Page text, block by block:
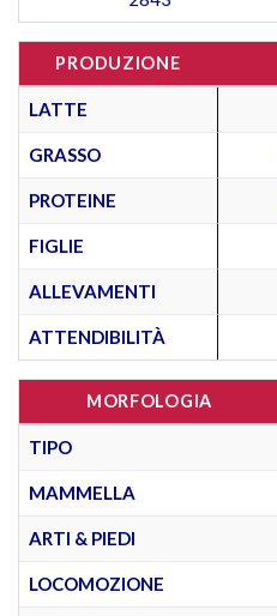
PRODUZIONE
LATTE
GRASSO
PROTEINE
FIGLIE
ALLEVAMENTI
ATTENDIBILITÀ
MORFOLOGIA
TIPO
MAMMELLA
ARTI & PIEDI
LOCOMOZIONE